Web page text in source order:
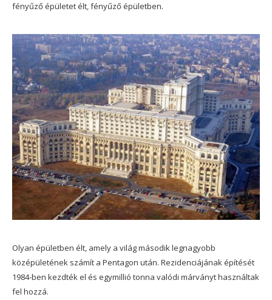
fényűző épületet élt, fényűző épületben.
Olyan épületben élt, amely a világ második legnagyobb
középületének számít a Pentagon után. Rezidenciájának építését
1984-ben kezdték el és egymillió tonna valódi márványt használtak
fel hozzá.